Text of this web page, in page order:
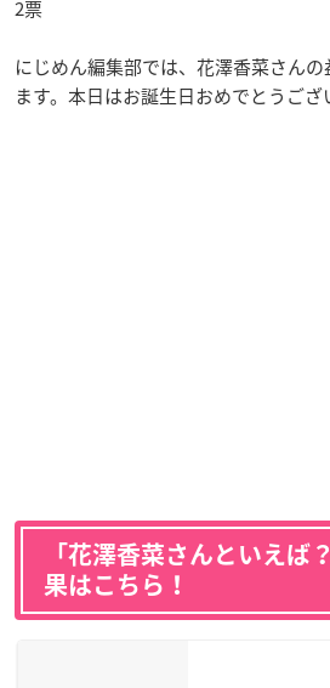
2票
にじめん編集部では、花澤香菜さん
ます。本日はお誕生日おめでとうござ
「花澤香菜さんといえば
果はこちら！